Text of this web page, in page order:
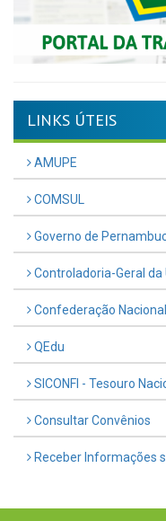
LINKS ÚTEIS
AMUPE
COMSUL
Governo de
Controladoria-Geral da
Confederação
QEdu
SICONFI - Tesouro
Consultar Convênios
Receber Informações